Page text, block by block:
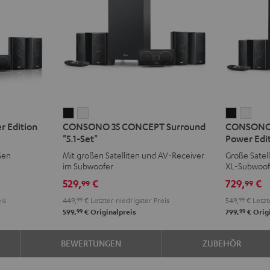
Edition
35
CONCEPT
Surround
"5.1-
Set"
Schwarz
35
CONCEPT
Surround
"5.1-
Set"
Weiß
CONSONO 35 CONCEPT Surround
"5.1-Set"
Mit großen Satelliten und AV-Receiver
im Subwoofer
529,99€
449, 99€Letzter niedrigster Preis
599,99€Originalpreis
35
Power
Edition
"5.1-
Set"
Schwarz
35
"5.1-
Set"
Weiß
Power
Große
XL-
729,99 €
549,99 €
799,99 €
BEWERTUNGEN ZUBEHÖR